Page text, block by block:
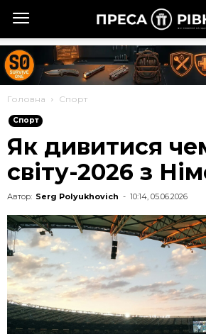
Головна Спорт
Спорт
Як дивитися
світу-2026 з
Автор: Serg Polyukhovich - 10:14, 05.06.2026